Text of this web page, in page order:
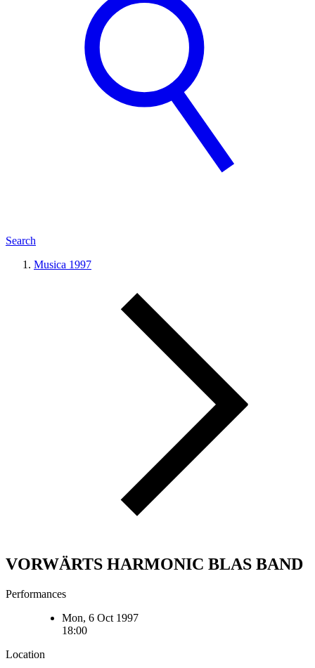
Search
Musica 1997
VORWÄRTS HARMONIC BLAS BAND
Performances
Mon, 6 Oct 1997
18:00
Location